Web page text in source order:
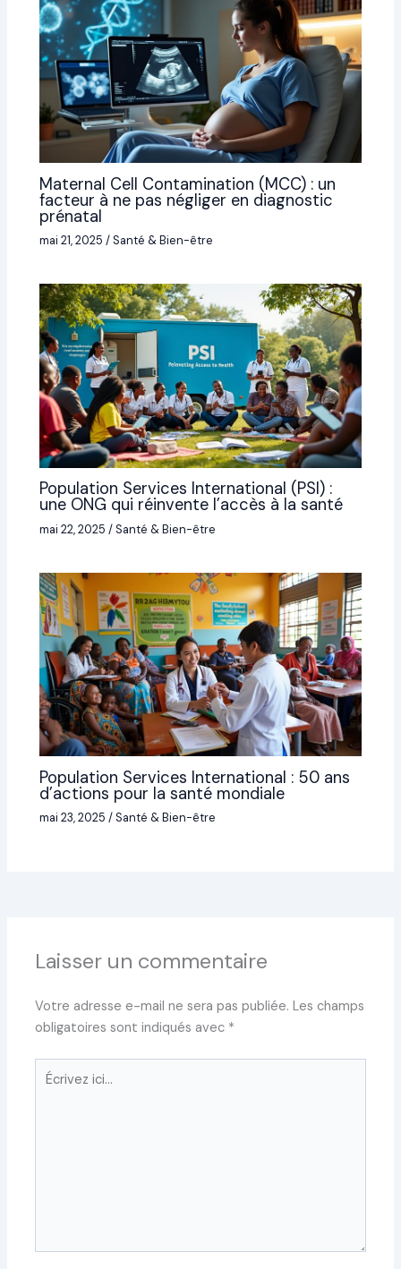
Maternal Cell Contamination (MCC) : un
facteur à ne pas négliger en diagnostic
prénatal
mai 21, 2025/Santé & Bien-être
Population Services International (PSI) :
une ONG qui réinvente l’accès à la santé
mai 22, 2025/Santé & Bien-être
Population Services International : 50 ans
d’actions pour la santé mondiale
mai 23, 2025/Santé & Bien-être
Laisser un commentaire
Votre adresse e-mail ne sera pas publiée. Les champs
obligatoires sont indiqués avec *
Écrivez